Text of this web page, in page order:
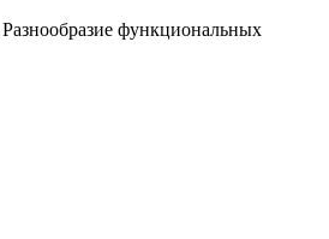
функциональных